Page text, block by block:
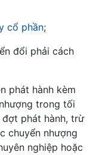
cổ phần;
đổi phải cách
phát hành kèm
trong tối
đợt phát hành, trừ
chuyển nhượng
nghiệp hoặc